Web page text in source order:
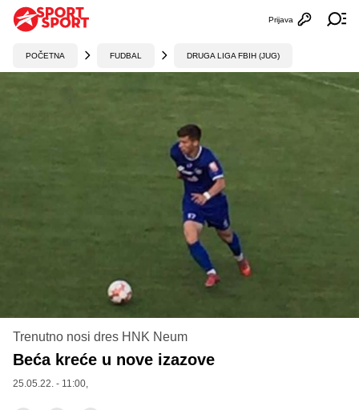
Otvori
Prijava
POČETNA FUDBAL DRUGA LIGA FBIH (JUG)
Trenutno nosi dres HNK Neum
Beća kreće u nove izazove
25.05.22. - 11:00,